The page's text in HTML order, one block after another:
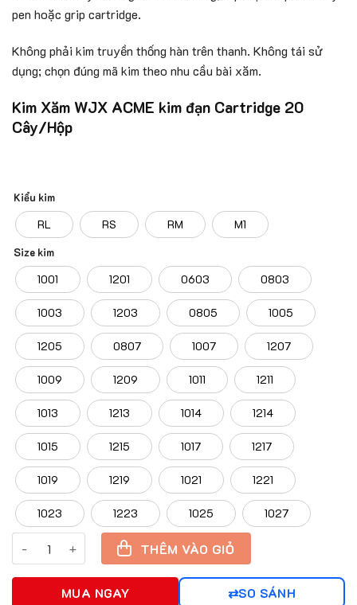
pen hoặc grip cartridge.
Không phải kim truyền thống hàn trên thanh. Không tái sử
dụng; chọn đúng mã kim theo nhu cầu bài xăm.
Kim Xăm WJX ACME kim đạn Cartridge 20
Cây/Hộp
Kiểu kim
RL RS RM M1
Size kim
1001 1201 0603 0803
1003 1203 0805 1005
1205 0807 1007 1207
1009 1209 1011 1211
1013 1213 1014 1214
1015 1215 1017 1217
1019 1219 1021 1221
1023 1223 1025
1027
Kim Xăm WJX ACME kim đạn Cartridge 20 Cây/Hộp số lượng
THÊM VÀO GIỎ
MUA NGAY SO SÁNH